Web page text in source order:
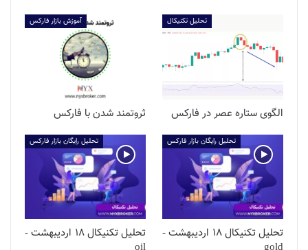
آموزش بازار فارکس
ثروتمند شدن با فارکس
تحلیل تکنیکال
الگوی ستاره عصر در فارکس
تحلیل رایگان بازار فارکس
تحلیل تکنیکال 18 اردیبهشت -
تحلیل رایگان بازار فارکس
تحلیل تکنیکال 18 اردیبهشت -